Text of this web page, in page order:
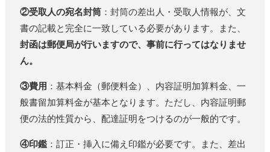
②受取人の宛名封筒：封筒の差出人・受取人情報が、文
書の記載と完全に一致している必要があります。また、
封函は郵便局が行いますので、事前に行ってはなりませ
ん。
③費用 ：基本料金（郵便料金）、内容証明加算料金、一
般書留加算料金が基本となります。ただし、内容証明郵
便の法的性質から、配達証明をつけるのが一般的です。
④印鑑：訂正・挿入に備え印鑑が必要です。また、差出